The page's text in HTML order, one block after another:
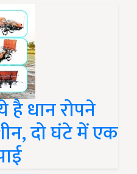
है धान रोपने
दो घंटे में एक